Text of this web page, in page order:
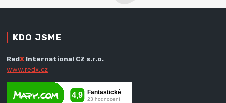
KDO JSME
RedX International CZ s.r.o.
www.redx.cz